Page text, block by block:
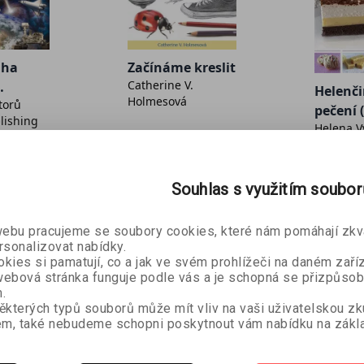
hrát různými styly, srovnejte ukázky s notovou osnovou.
Publishing, plná detailních informací, schémat a ilustrací.
Začínáme kreslit
Catherine V.
Holmesová
pečení
Helena
hrou na piano a keyboard pro začátečníky i
Souhlas s využitím
pracujeme se soubory cookies, které nám pomáhají
nabídky.
si pamatují, co a jak ve svém prohlížeči na daném
stránka funguje podle vás a je schopná se
typů souborů může mít vliv na vaši uživatelskou
také nebudeme schopni poskytnout vám nabídku na